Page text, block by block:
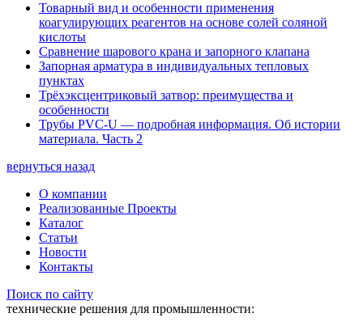
Товарный вид и особенности применения
коагулирующих реагентов на основе солей соляной
кислоты
Сравнение шарового крана и запорного клапана
Запорная арматура в индивидуальных тепловых
пунктах
Трёхэксцентриковый затвор: преимущества и
особенности
Трубы PVC-U — подробная информация. Об истории
материала. Часть 2
вернуться назад
О компании
Реализованные Проекты
Каталог
Статьи
Новости
Контакты
Поиск по сайту
технические решения для промышленности: